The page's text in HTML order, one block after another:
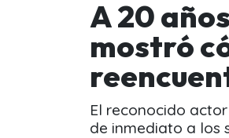
A 20
mostró
El reconocido
de inmediato a los